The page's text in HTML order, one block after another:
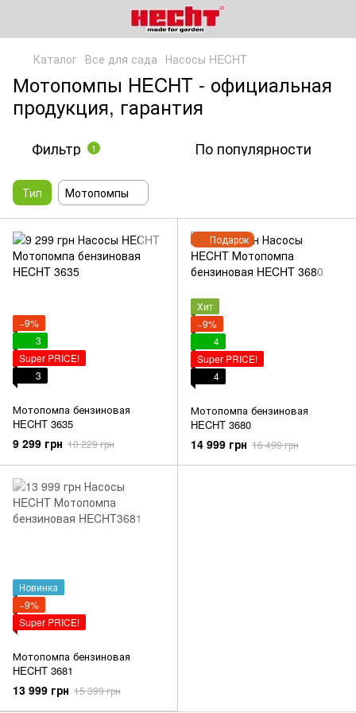
Каталог Все для сада Насосы HECHT
Мотопомпы HECHT - официальная
продукция, гарантия
Фильтр 1 По популярности
Тип Мотопомпы
−9%
3
Super PRICE!
3
Мотопомпа бензиновая
HECHT 3635
9 299 грн 10 229 грн
Подарок
Хит
−9%
4
Super PRICE!
4
Мотопомпа бензиновая
HECHT 3680
14 999 грн 16 499 грн
Новинка
−9%
Super PRICE!
Мотопомпа бензиновая
HECHT 3681
13 999 грн 15 399 грн